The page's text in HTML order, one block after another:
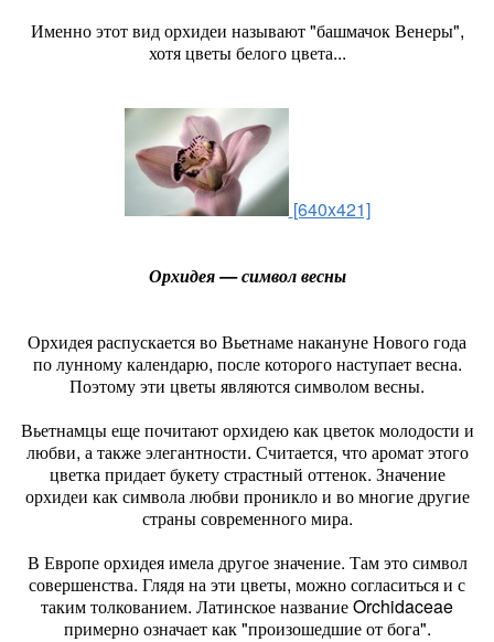
Именно этот вид орхидеи называют "башмачок Венеры",
хотя цветы белого цвета...
[640x421]
Орхидея — символ весны
Орхидея распускается во Вьетнаме накануне Нового года
по лунному календарю, после которого наступает весна.
Поэтому эти цветы являются символом весны.
Вьетнамцы еще почитают орхидею как цветок молодости и
любви, а также элегантности. Считается, что аромат этого
цветка придает букету страстный оттенок. Значение
орхидеи как символа любви проникло и во многие другие
страны современного мира.
В Европе орхидея имела другое значение. Там это символ
совершенства. Глядя на эти цветы, можно согласиться и с
таким толкованием. Латинское название Orchidaceae
примерно означает как "произошедшие от бога".